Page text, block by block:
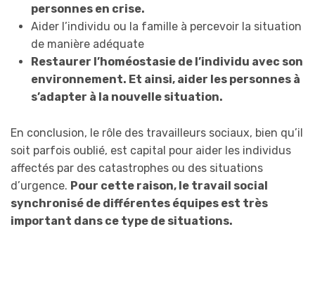
personnes en crise.
Aider l’individu ou la famille à percevoir la situation
de manière adéquate
Restaurer l’homéostasie de l’individu avec son
environnement. Et ainsi, aider les personnes à
s’adapter à la nouvelle situation.
En conclusion, le rôle des travailleurs sociaux, bien qu’il
soit parfois oublié, est capital pour aider les individus
affectés par des catastrophes ou des situations
d’urgence. Pour cette raison, le travail social
synchronisé de différentes équipes est très
important dans ce type de situations.